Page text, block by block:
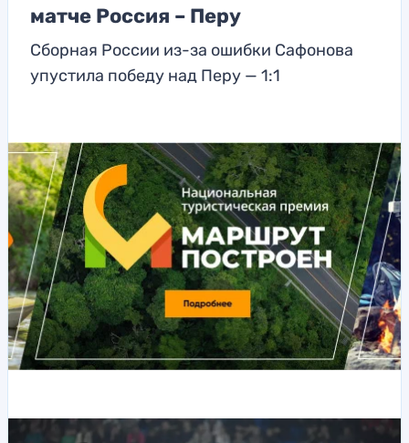
матче Россия – Перу
Сборная России из-за ошибки Сафонова
упустила победу над Перу — 1:1